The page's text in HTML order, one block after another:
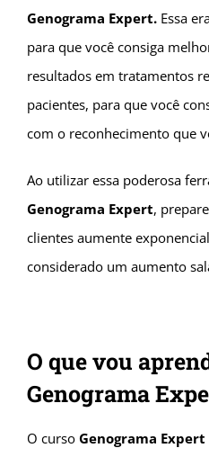
Genograma Expert. Essa
para que você consiga
resultados em tratamentos
pacientes, para que você
com o reconhecimento que
Ao utilizar essa poderosa
Genograma Expert,
clientes aumente
considerado um aumento
O que vou
Genograma
O curso Genograma Expert